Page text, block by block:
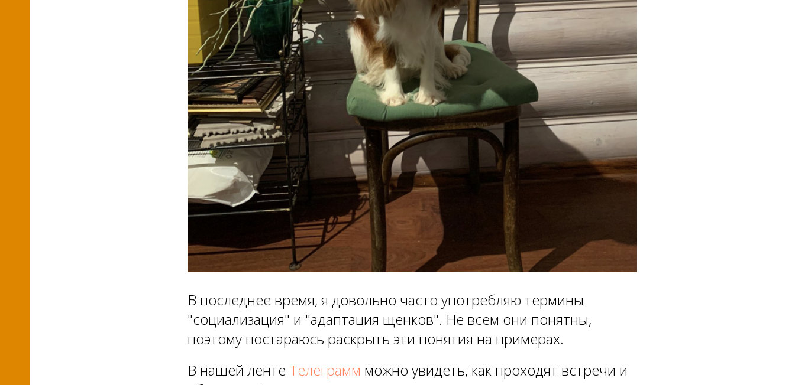
В последнее время, я довольно часто употребляю термины
"социализация" и "адаптация щенков". Не всем они понятны,
поэтому постараюсь раскрыть эти понятия на примерах.
В нашей ленте Телеграмм можно увидеть, как проходят встречи и